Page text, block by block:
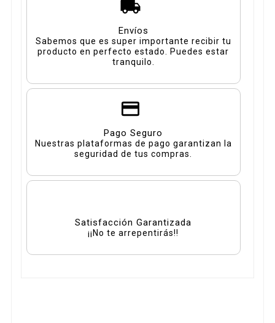
Envíos
Sabemos que es super importante recibir tu
producto en perfecto estado. Puedes estar
tranquilo.
Pago Seguro
Nuestras plataformas de pago garantizan la
seguridad de tus compras.
Satisfacción Garantizada
¡¡No te arrepentirás!!